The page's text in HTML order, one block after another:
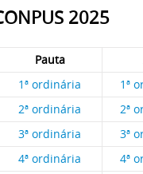
2025
Pauta
1ª ordinária
1ª
2ª ordinária
2ª
3ª ordinária
3ª
4ª ordinária
4ª